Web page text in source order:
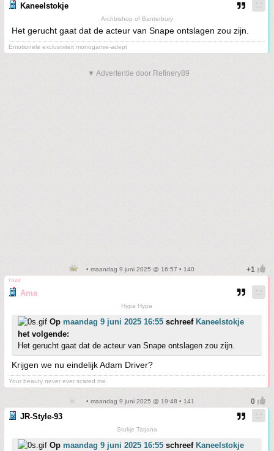
Kaneelstokje
Archbishop of Banterbury
Het gerucht gaat dat de acteur van Snape ontslagen zou zijn.
Emotionele exclusiviteit monogamie-adept
▼ Advertentie door Refinery89
• maandag 9 juni 2025 @ 16:57 • 140
roze
Ama
Hypa Hypa
Op maandag 9 juni 2025 16:55 schreef Kaneelstokje
het volgende:
Het gerucht gaat dat de acteur van Snape ontslagen zou zijn.
Krijgen we nu eindelijk Adam Driver?
Your beauty never ever scared me.
• maandag 9 juni 2025 @ 19:48 • 141
JR-Style-93
Stukje Tatjana
Op maandag 9 juni 2025 16:55 schreef Kaneelstokje